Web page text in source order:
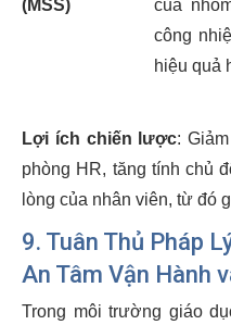
(MSS)
của
công
hiệu quả
Lợi ích chiến lược:
phòng HR, tăng tính chủ
lòng của nhân viên, từ đó
9. Tuân Thủ Pháp
An Tâm Vận Hành
Trong môi trường giáo